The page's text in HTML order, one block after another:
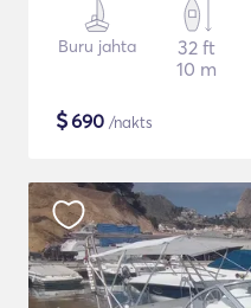
Buru jahta
32 ft
10 m
$690 /nakts